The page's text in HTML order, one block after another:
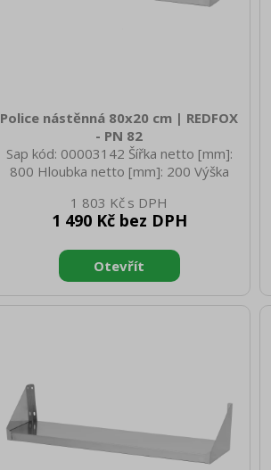
Police nástěnná 80x20 cm | REDFOX
- PN 82
Sap kód: 00003142 Šířka netto [mm]:
800 Hloubka netto [mm]: 200 Výška
2.95 Šířka brutto [mm]: 810 Hloubka
brutto [mm]: 210 Výška brutto [mm]:
AISI 430
1 803 Kč
1 490 Kč bez DPH